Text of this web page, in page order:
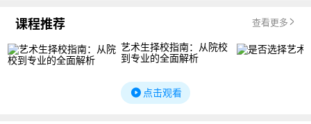
课程推荐 查看更多
艺术生择校指南：从院校
到专业的全面解析
点击观看